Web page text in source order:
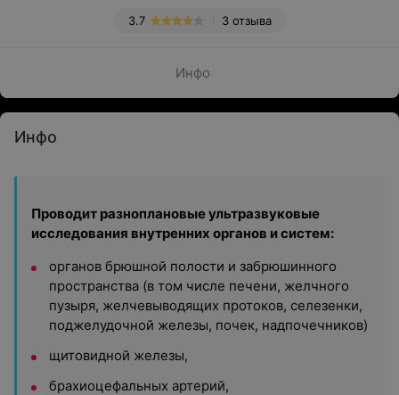
3 отзыва
3.7
Инфо
Инфо
Проводит разноплановые ультразвуковые
исследования внутренних органов и систем:
органов брюшной полости и забрюшинного
пространства (в том числе печени, желчного
пузыря, желчевыводящих протоков, селезенки,
поджелудочной железы, почек, надпочечников)
щитовидной железы,
брахиоцефальных артерий,